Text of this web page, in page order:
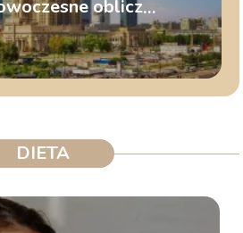
oblicze
smaków
DIETA